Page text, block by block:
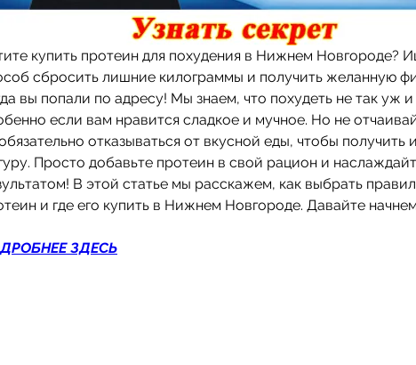
купить протеин для похудения в Нижнем Новгороде?
сбросить лишние килограммы и получить желанную
вы попали по адресу! Мы знаем, что похудеть не так уж
если вам нравится сладкое и мучное. Но не
отказываться от вкусной еды, чтобы получить
Просто добавьте протеин в свой рацион и
В этой статье мы расскажем, как выбрать
и где его купить в Нижнем Новгороде. Давайте
ЗДЕСЬ